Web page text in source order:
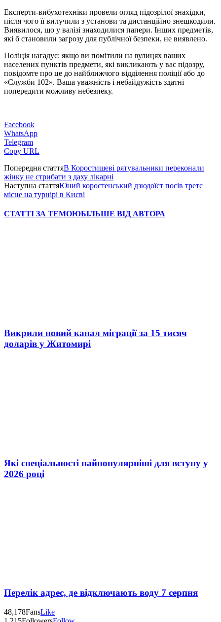
Експерти-вибухотехніки провели огляд підозрілої знахідки,
після чого її вилучили з установи та дистанційно знешкодили.
Виявилося, що у валізі знаходилися папери. Інших предметів,
які б становили загрозу для публічної безпеки, не виявлено.
Поліція нагадує: якщо ви помітили на вулицях ваших
населених пунктів предмети, які викликають у вас підозру,
повідомте про це до найближчого відділення поліції або до
«Служби 102». Ваша уважність і небайдужість здатні
попередити можливу небезпеку.
Facebook
WhatsApp
Telegram
Copy URL
Попередня статтяВ Коростишеві рятувальники переконали
жінку не стрибати з даху лікарні
Наступна статтяЮний коростенський дзюдоїст посів третє
місце на турнірі в Києві
СТАТТІ ЗА ТЕМОЮБІЛЬШЕ ВІД АВТОРА
Викрили новий канал міграції за 15 тисяч
доларів у Житомирі
Які спеціальності найпопулярніші для вступу у
2026 році
Перелік адрес, де відключають воду 7 серпня
48,178FansLike